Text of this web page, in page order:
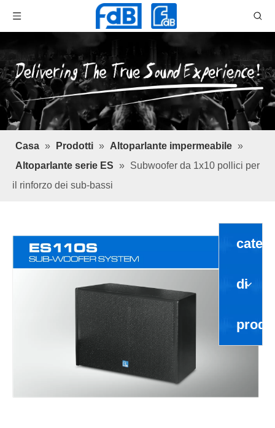
Casa » Prodotti » Altoparlante impermeabile »
Altoparlante serie ES » Subwoofer da 1x10 pollici per
il rinforzo dei sub-bassi
di